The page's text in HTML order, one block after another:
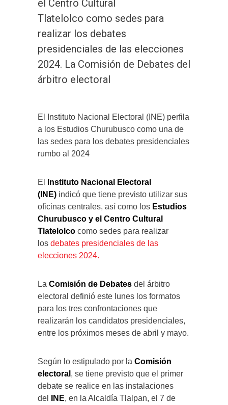
el Centro Cultural
Tlatelolco como sedes para
realizar los debates
presidenciales de las elecciones
2024. La Comisión de Debates del
árbitro electoral
El Instituto Nacional Electoral (INE) perfila
a los Estudios Churubusco como una de
las sedes para los debates presidenciales
rumbo al 2024
El
Instituto Nacional Electoral
(INE) indicó que tiene previsto utilizar sus
oficinas centrales, así como los Estudios
Churubusco y el Centro Cultural
Tlatelolco como sedes para realizar
los debates presidenciales de las
elecciones 2024.
La Comisión de Debates del árbitro
electoral definió este lunes los formatos
para los tres confrontaciones que
realizarán los candidatos presidenciales,
entre los próximos meses de abril y mayo.
Según lo estipulado por la Comisión
electoral , se tiene previsto que el primer
debate se realice en las instalaciones
del
INE, en la Alcaldía Tlalpan, el 7 de